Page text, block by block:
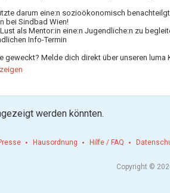
darum eine:n sozioökonomisch
bei Sindbad Wien!
als Mentor:in eine:n Jugendliche:n zu
Info-Termin
geweckt? Melde dich direkt über unseren
werden könnten.
Hausordnung Hilfe / FAQ
Copyright ©